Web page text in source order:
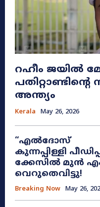
റഹീം ജയിൽ
അന്ത്യം
Kerala May 26, 2026
“എൽദോസ്
കുന്നപ്പിള്ളി
ക്കേസിൽ മുൻ
വെറുതെവിട്ടു!
Breaking Now May 26,